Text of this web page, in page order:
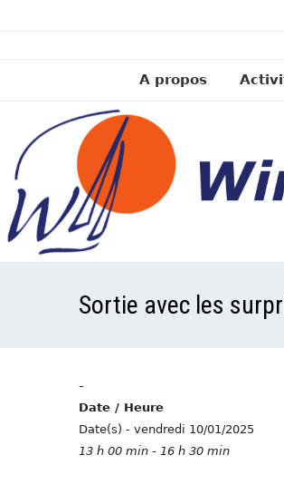
A propos
Sortie avec les
-
Date / Heure
Date(s) - vendredi 10/01/2025
13 h 00 min - 16 h 30 min